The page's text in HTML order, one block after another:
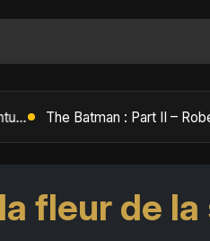
fleur de